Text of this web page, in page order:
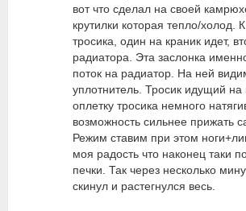
вот что сделал на своей
крутилки которая тепло/холод.
тросика, один на краник идет,
радиатора. Эта заслонка
поток на радиатор. На ней
уплотнитель. Тросик идущий на
оплетку тросика немного
возможность сильнее прижать
Режим ставим при этом
моя радость что наконец таки
печки. Так через несколько
скинул и растегнулся весь.